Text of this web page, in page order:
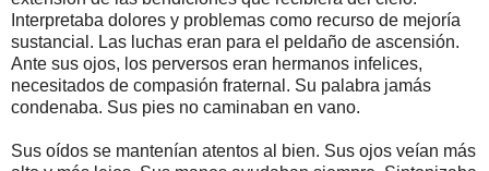
Interpretaba dolores y problemas como recurso de mejoría
sustancial. Las luchas eran para el peldaño de ascensión.
Ante sus ojos, los perversos eran hermanos infelices,
necesitados de compasión fraternal. Su palabra jamás
condenaba. Sus pies no caminaban en vano.
Sus oídos se mantenían atentos al bien. Sus ojos veían más